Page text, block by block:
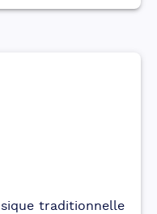
traditionnelle